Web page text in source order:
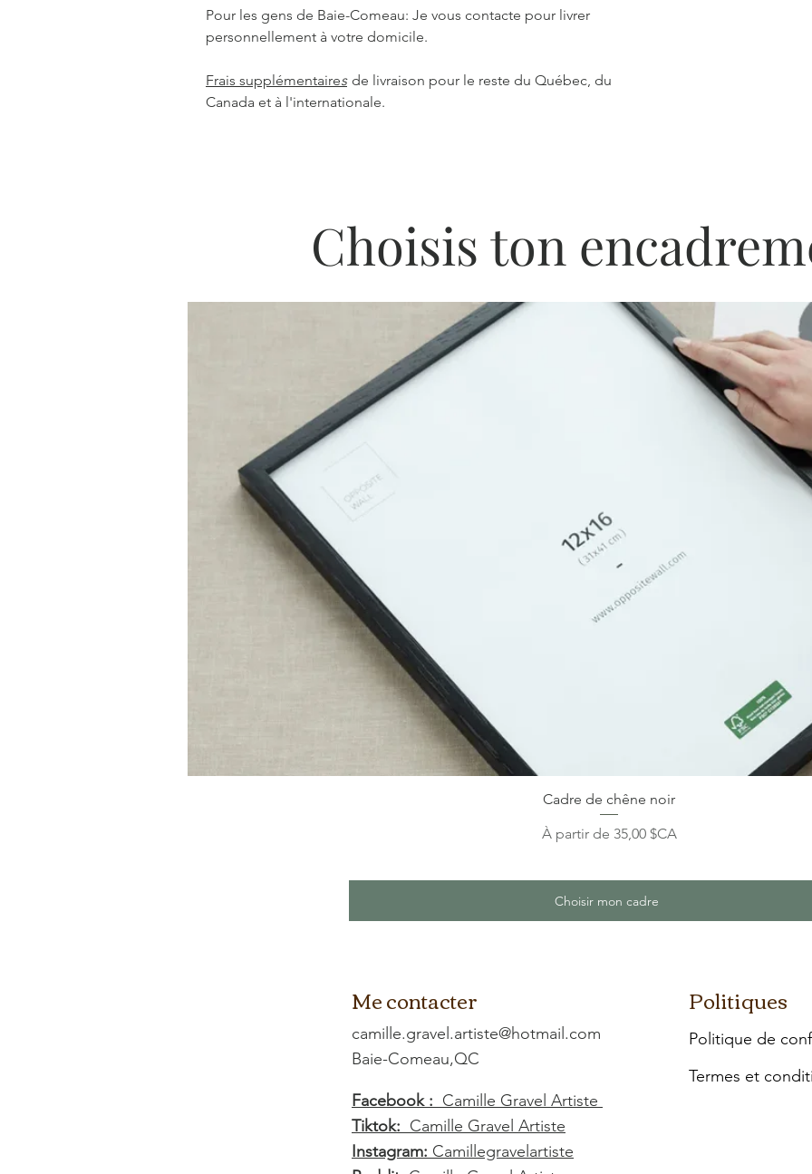
Pour les gens de Baie-Comeau: Je vous contacte pour livrer
personnellement à votre domicile.
Frais supplémentaires de livraison pour le reste du Québec, du
Canada et à l'internationale.
Choisis ton
Cadre de chêne noir
À partir de 35,00 $CA
Prix promotionnel
Choisir mon cadre
Me contacter Politiques
camille.gravel.artiste@hotmail.com
Baie-Comeau,QC
Politique de
Termes et
Facebook : Camille Gravel Artiste
Tiktok: Camille Gravel Artiste
Instagram: Camillegravelartiste